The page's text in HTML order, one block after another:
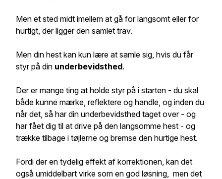
Men et sted midt imellem at gå for langsomt eller for
hurtigt, der ligger den samlet trav.
Men din hest kan kun lære at samle sig, hvis du får
styr på din underbevidsthed.
Der er mange ting at holde styr på i starten - du skal
både kunne mærke, reflektere og handle, og inden du
når det, så har din underbevidsthed taget over - og
har fået dig til at drive på den langsomme hest - og
trække tilbage i tøjlerne og bremse den hurtige hest.
Fordi der en tydelig effekt af korrektionen, kan det
også umiddelbart virke som en god løsning, men det